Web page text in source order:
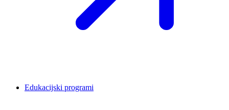
Edukacijski programi